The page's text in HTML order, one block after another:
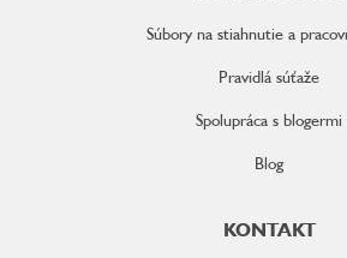
Súbory na stiahnutie a
Pravidlá súťaže
Spolupráca s blogermi
Blog
KONTAKT